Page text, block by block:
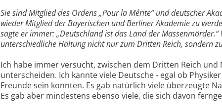
Sie sind Mitglied des Ordens „Pour la Mérite“ und deutscher
wieder Mitglied der Bayerischen und Berliner Akademie zu
sagte er immer: „Deutschland ist das Land der Massenmörder.“
unterschiedliche Haltung nicht nur zum Dritten Reich, sondern
Ich habe immer versucht, zwischen dem Dritten Reich und
unterscheiden. Ich kannte viele Deutsche - egal ob
Freunde sein konnten. Es gab natürlich viele überzeugte
Es gab aber mindestens ebenso viele, die sich davon